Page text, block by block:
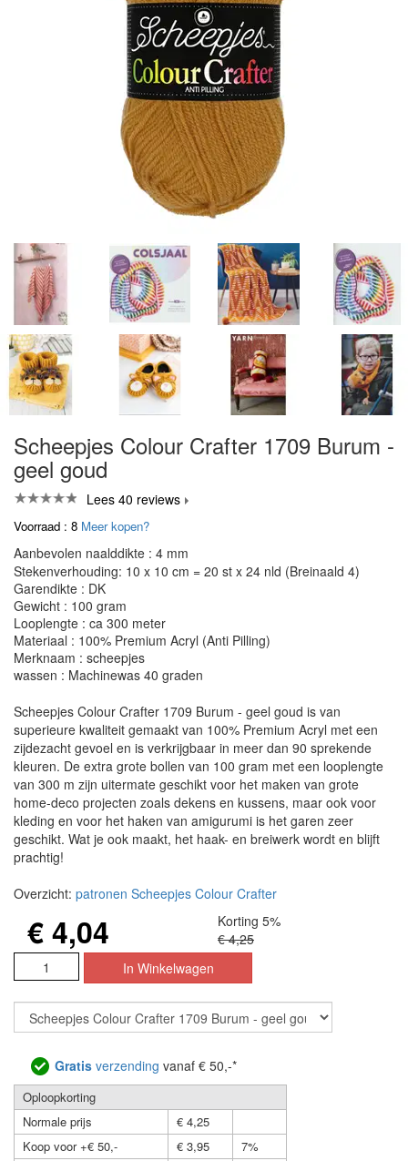
Scheepjes Colour Crafter 1709 Burum -
geel goud
Lees 40 reviews
Voorraad : 8 Meer kopen?
Aanbevolen naalddikte : 4 mm
Stekenverhouding: 10 x 10 cm = 20 st x 24 nld (Breinaald 4)
Garendikte : DK
Gewicht : 100 gram
Looplengte : ca 300 meter
Materiaal : 100% Premium Acryl (Anti Pilling)
Merknaam : scheepjes
wassen : Machinewas 40 graden
Scheepjes Colour Crafter 1709 Burum - geel goud is van
superieure kwaliteit gemaakt van 100% Premium Acryl met een
zijdezacht gevoel en is verkrijgbaar in meer dan 90 sprekende
kleuren. De extra grote bollen van 100 gram met een looplengte
van 300 m zijn uitermate geschikt voor het maken van grote
home-deco projecten zoals dekens en kussens, maar ook voor
kleding en voor het haken van amigurumi is het garen zeer
geschikt. Wat je ook maakt, het haak- en breiwerk wordt en blijft
prachtig!
Overzicht: patronen Scheepjes Colour Crafter
€ 4,04
Korting 5%
€ 4,25
Gratis verzending vanaf € 50,-*
Oploopkorting
Normale prijs
€ 4,25
Koop voor +€ 50,-
€ 3,95
7%